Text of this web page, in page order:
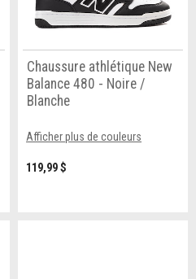
Chaussure athlétique New
Balance 480 - Noire /
Blanche
Afficher plus de couleurs
119,99 $